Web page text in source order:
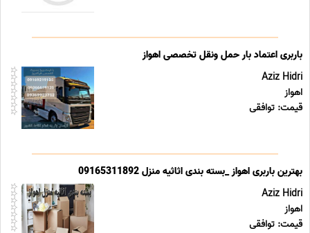
باربری اعتماد بار حمل ونقل تخصصی اهواز
Aziz Hidri
اهواز
قیمت: توافقی
بهترین باربری اهواز _بسته بندی اثاثیه منزل 09165311892
Aziz Hidri
اهواز
قیمت: توافقی